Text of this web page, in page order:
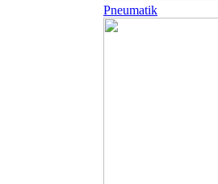
Pneumatik